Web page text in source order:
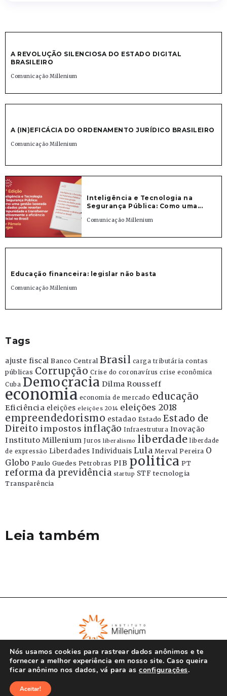
A REVOLUÇÃO SILENCIOSA DO ESTADO DIGITAL
BRASILEIRO
Comunicação Millenium
A (IN)EFICÁCIA DO ORDENAMENTO JURÍDICO BRASILEIRO
Comunicação Millenium
Inteligência e Tecnologia na
Segurança Pública: Como uma...
Comunicação Millenium
Educação financeira: legislar não basta
Comunicação Millenium
Tags
ajuste fiscal Banco Central Brasil carga tributária contas
públicas Corrupção Crise do coronavírus crise econômica
Cuba Democracia Dilma Rousseff
economia economia de mercado educação
Eficiência eleições eleições 2014 eleições 2018
empreendedorismo estadao Estado Estado de
Direito impostos inflação Infraestrutura Inovação
Instituto Millenium Juros liberalismo liberdade liberdade
de expressão Liberdades Individuais Lula Merval Pereira O
Globo Paulo Guedes Petrobras PIB politica PT
reforma da previdência startup STF tecnologia
Transparência
Leia também
Nós usamos cookies para rastrear dados anônimos e te
fornecer a melhor experiência em nosso site. Caso queira
ficar anônimo nos dados, vá para as configurações.
Aceitar!